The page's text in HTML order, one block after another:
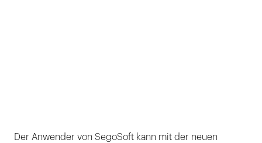
Der Anwender von SegoSoft kann mit der neuen